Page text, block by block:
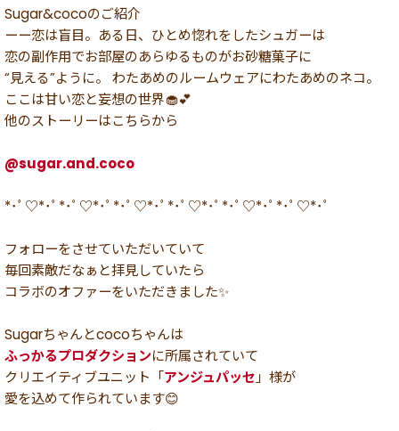
Sugar&cocoのご紹介
ーー恋は盲目。ある日、ひとめ惚れをしたシュガーは
恋の副作用でお部屋のあらゆるものがお砂糖菓子に
“見える”ように。 わたあめのルームウェアにわたあめのネコ。
ここは甘い恋と妄想の世界🧁💕
他のストーリーはこちらから
@sugar.and.coco
*･ﾟ♡*･ﾟ*･ﾟ♡*･ﾟ*･ﾟ♡*･ﾟ*･ﾟ♡*･ﾟ*･ﾟ♡*･ﾟ*･ﾟ♡*･ﾟ
フォローをさせていただいていて
毎回素敵だなぁと拝見していたら
コラボのオファーをいただきました✨
Sugarちゃんとcocoちゃんは
ふっかるプロダクションに所属されていて
クリエイティブユニット「アンジュパッセ 」様が
愛を込めて作られています😊